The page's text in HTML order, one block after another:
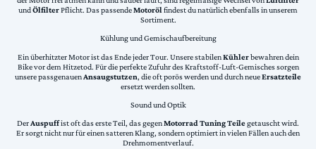
undÖlfilterPflicht. Das passendeMotorölfindest du natürlich ebenfalls in unserem
Sortiment.
Kühlung und Gemischaufbereitung
Ein überhitzter Motor ist das Ende jeder Tour. Unsere stabilenKühlerbewahren dein
Bike vor dem Hitzetod. Für die perfekte Zufuhr des Kraftstoff-Luft-Gemisches sorgen
unsere passgenauenAnsaugstutzen, die oft porös werden und durch neueErsatzteile
ersetzt werden sollten.
Sound und Optik
DerAuspuffist oft das erste Teil, das gegenMotorrad Tuning Teilegetauscht wird.
Er sorgt nicht nur für einen satteren Klang, sondern optimiert in vielen Fällen auch den
Drehmomentverlauf.